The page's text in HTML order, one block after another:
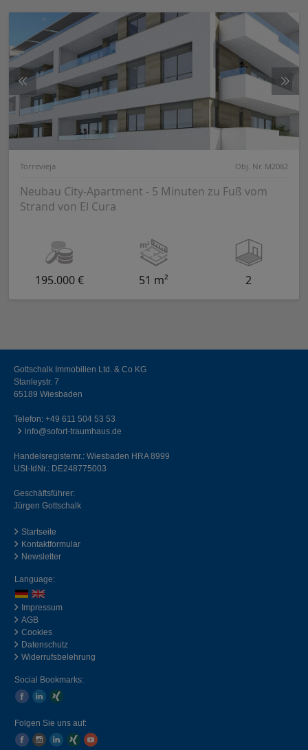
Torrevieja Obj. Nr. M2082
Neubau City-Apartment - 5 Minuten zu Fuß vom
Strand von El Cura
195.000 € 51 m² 2
Gottschalk Immobilien Ltd. & Co KG
Stanleystr. 7
65189 Wiesbaden
Telefon: +49 611 504 53 53
info@sofort-traumhaus.de
Handelsregisternr.: Wiesbaden HRA 8999
USt-IdNr.: DE248775003
Geschäftsführer:
Jürgen Gottschalk
Startseite
Kontaktformular
Newsletter
Language:
Impressum
AGB
Cookies
Datenschutz
Widerrufsbelehrung
Social Bookmarks:
Folgen Sie uns auf: